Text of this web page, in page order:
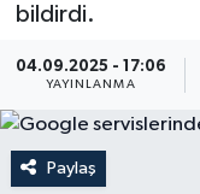
bildirdi.
04.09.2025 - 17:06
YAYINLANMA
Paylaş
Spor
Yaşam
Anali̇z